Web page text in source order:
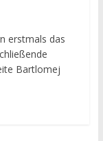
erstmals das
Bartlomej